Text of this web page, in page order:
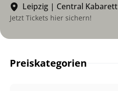
Leipzig | Central Kabarett
Jetzt Tickets hier sichern!
Preiskategorien